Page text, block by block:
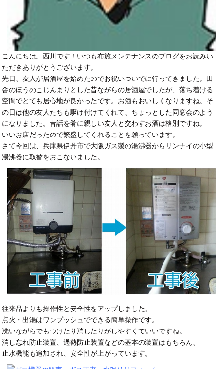
こんにちは。西川です！いつも布施メンテナンスのブログをお読みい
ただきありがとうございます。
先日、友人が居酒屋を始めたのでお祝いついでに行ってきました。田
舎のほうのこじんまりとした昔ながらの居酒屋でしたが、落ち着ける
空間でとても居心地が良かったです。お酒もおいしくなりますね。そ
の日は他の友人たちも駆け付けてくれて、ちょっとした同窓会のよう
になりました。昔話を肴に親しい友人と交わすお酒は格別ですね。
いいお店だったので繁盛してくれることを願っています。
さて今回は、兵庫県伊丹市で大阪ガス製の湯沸器からリンナイの小型
湯沸器に取替をおこないました。
往来品よりも操作性と安全性をアップしました。
点火・出湯はワンプッシュでできる簡単操作です。
洗いながらでもつけたり消したりがしやすくていいですね。
消し忘れ防止装置、過熱防止装置などの基本の装置はもちろん、
止水機能も追加され、安全性が上がっています。